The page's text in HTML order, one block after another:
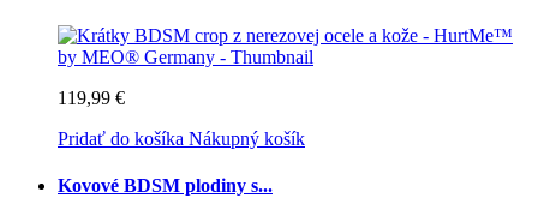
119,99 €
Pridať do košíka Nákupný košík
Kovové BDSM plodiny s...